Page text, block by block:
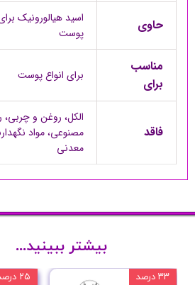
حاوی
اسید هیالورونیک
پوست
مناسب
برای
برای انواع پوست
فاقد
الکل، روغن و
مصنوعی، مواد
معدنی
۲۵ درصد ۳۳ درصد
بیشتر ببینید...